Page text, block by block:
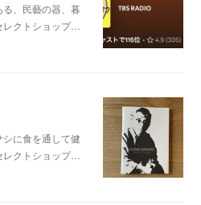
、民藝の器、暮
クトショップ…
に食を通して健
クトショップ…